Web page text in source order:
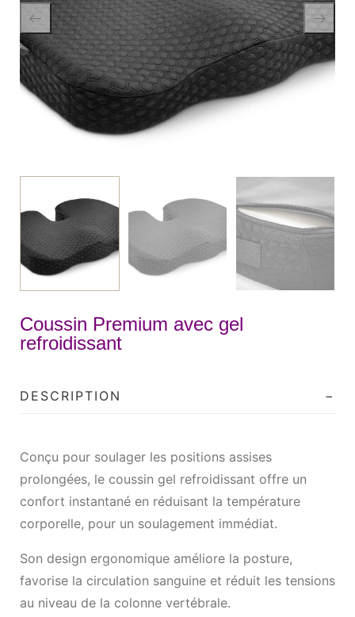
Coussin Premium avec gel
refroidissant
DESCRIPTION
Conçu pour soulager les positions assises
prolongées, le coussin gel refroidissant offre un
confort instantané en réduisant la température
corporelle, pour un soulagement immédiat.
Son design ergonomique améliore la posture,
favorise la circulation sanguine et réduit les tensions
au niveau de la colonne vertébrale.